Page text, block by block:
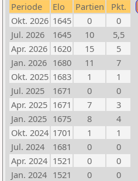
Periode Elo Partien
Pkt.
Okt. 2026 1645 0
0
Jul. 2026
1645 10
5,5
Apr. 2026 1620 15
5
Jan. 2026 1680 11
7
Okt. 2025 1683 1
1
Jul. 2025
1671 0
0
Apr. 2025 1671 7
3
Jan. 2025 1675 8
4
Okt. 2024 1701 1
1
Jul. 2024
1681 0
0
Apr. 2024 1521 0
0
Jan. 2024 1521 0
0